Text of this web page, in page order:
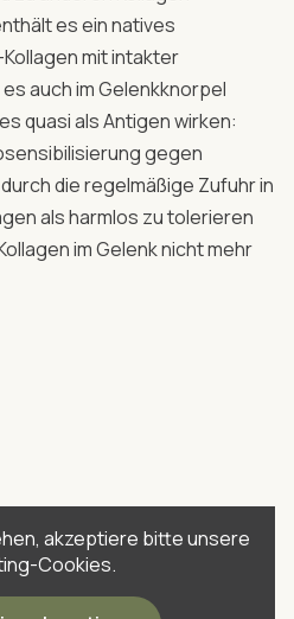
es ein natives
mit intakter
auch im Gelenkknorpel
quasi als Antigen wirken:
gegen
die regelmäßige Zufuhr in
als harmlos zu tolerieren
im Gelenk nicht mehr
akzeptiere bitte unsere
Cookies.
Anwendung der Nährstoffe
Aktiv-Paketes bei